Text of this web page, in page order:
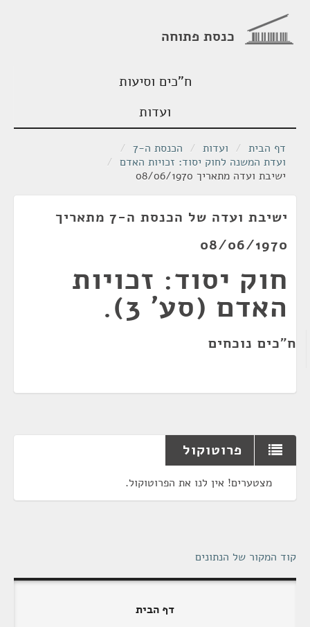
כנסת פתוחה
ח"כים וסיעות
ועדות
דף הבית / ועדות / הכנסת ה-7
/
ועדת המשנה לחוק יסוד: זכויות האדם /
ישיבת ועדה מתאריך 08/06/1970
ישיבת ועדה של הכנסת ה-7 מתאריך
08/06/1970
חוק יסוד: זכויות
האדם (סע' 3).
ח"כים נוכחים
פרוטוקול
מצטערים! אין לנו את הפרוטוקול.
קוד המקור של הנתונים
דף הבית